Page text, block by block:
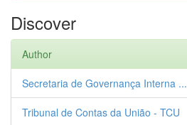
Discover
Author
Secretaria de Governança Interna ...
Tribunal de Contas da União - TCU